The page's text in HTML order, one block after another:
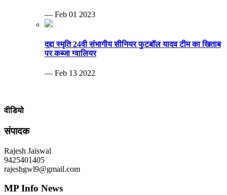
— Feb 01 2023
दद्दा स्मृति 24वी संभागीय सीनियर फुटबॉल यादव टीम का खिताब
पर कब्जा ग्वालियर
— Feb 13 2022
वीडियो
संपादक
Rajesh Jaiswal
9425401405
rajeshgwl9@gmail.com
MP Info News